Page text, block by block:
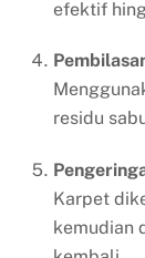
efektif
residu
Karpet
kemudian